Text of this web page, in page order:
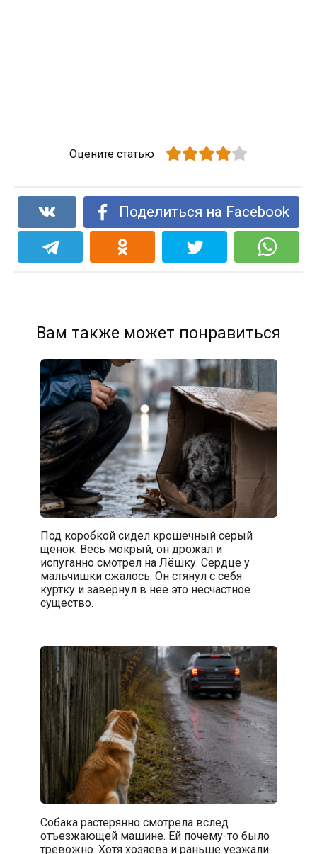
Оцените статью
Поделиться на Facebook
Вам также может понравиться
Под коробкой сидел крошечный серый
щенок. Весь мокрый, он дрожал и
испуганно смотрел на Лёшку. Сердце у
мальчишки сжалось. Он стянул с себя
куртку и завернул в нее это несчастное
существо.
Собака растерянно смотрела вслед
отъезжающей машине. Ей почему-то было
тревожно. Хотя хозяева и раньше уезжали